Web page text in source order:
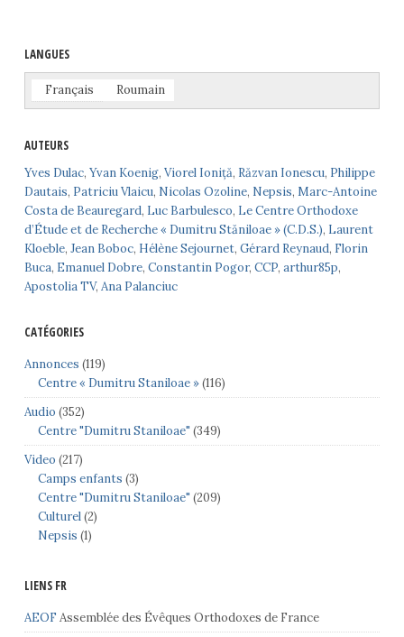
LANGUES
Français Roumain
AUTEURS
Yves Dulac, Yvan Koenig, Viorel Ioniță, Răzvan Ionescu, Philippe
Dautais, Patriciu Vlaicu, Nicolas Ozoline, Nepsis, Marc-Antoine
Costa de Beauregard, Luc Barbulesco, Le Centre Orthodoxe
d’Étude et de Recherche « Dumitru Stăniloae » (C.D.S.), Laurent
Kloeble, Jean Boboc, Hélène Sejournet, Gérard Reynaud, Florin
Buca, Emanuel Dobre, Constantin Pogor, CCP, arthur85p,
Apostolia TV, Ana Palanciuc
CATÉGORIES
Annonces (119)
Centre « Dumitru Staniloae »(116)
Audio (352)
Centre "Dumitru Staniloae" (349)
Video (217)
Camps enfants (3)
Centre "Dumitru Staniloae" (209)
Culturel(2)
Nepsis (1)
LIENS FR
AEOF Assemblée des Évêques Orthodoxes de France